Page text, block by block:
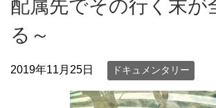
配属先でその行く末が
る～
2019年11月25日 ドキュメンタリー